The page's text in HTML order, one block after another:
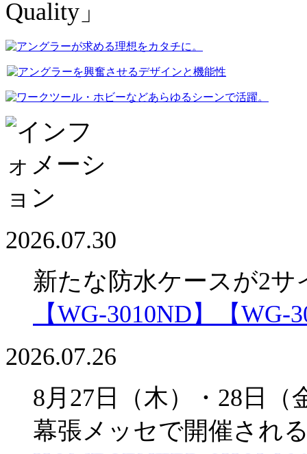
2026.07.30
新たな防水ケースが2サ
【WG-3010ND】
【WG-
2026.07.26
8月27日（木）・28日（
幕張メッセで開催され